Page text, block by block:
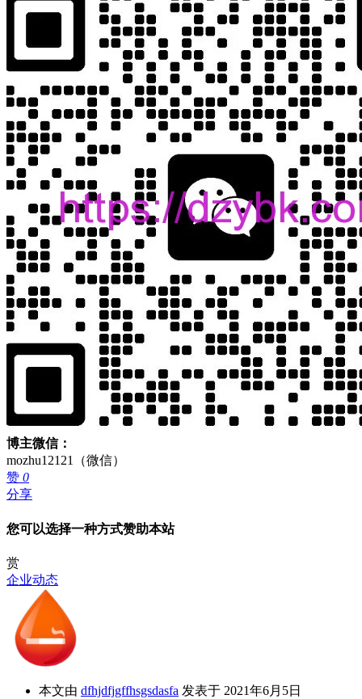
博主微信：
mozhu12121（微信）
赞 0
分享
您可以选择一种方式赞助本站
赏
企业动态
本文由 dfhjdfjgffhsgsdasfa 发表于 2021年6月5日